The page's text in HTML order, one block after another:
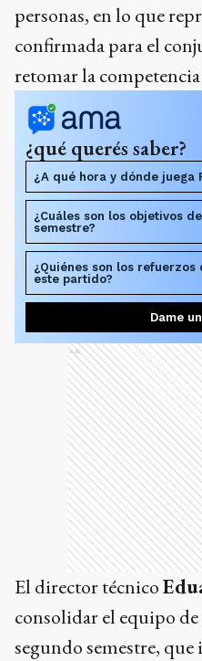
personas, en lo que
confirmada para el
retomar la
¿qué querés saber?
¿A qué hora y dónde juega
¿Cuáles son los objetivos
semestre?
¿Quiénes son los refuerzos
este partido?
Dame
Ads
El director técnico
consolidar el equipo de
segundo semestre,